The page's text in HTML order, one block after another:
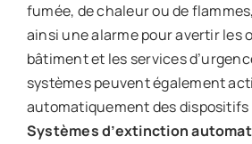
fumée, de chaleur ou de
ainsi une alarme pour avertir les
bâtiment et les services
systèmes peuvent également
automatiquement des dispositifs
Systèmes d’extinction